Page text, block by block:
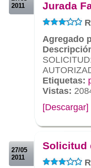
2011
Jurada
Agregado
Etiquetas:
Vistas:
[Descargar]
27/05
2011
Solicitud